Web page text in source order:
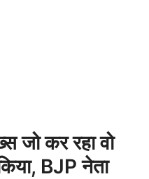
जो कर रहा वो
BJP नेता